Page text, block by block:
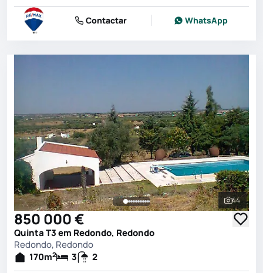
Contactar WhatsApp
Ver
44
850 000 €
Quinta T3 em Redondo, Redondo
Redondo, Redondo
170m2 3 2